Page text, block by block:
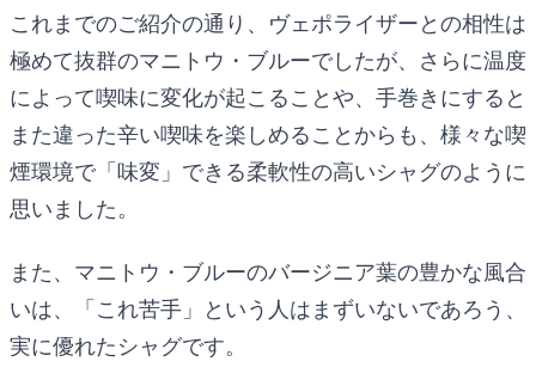
これまでのご紹介の通り、ヴェポライザーとの相性は
極めて抜群のマニトウ・ブルーでしたが、さらに温度
によって喫味に変化が起こることや、手巻きにすると
また違った辛い喫味を楽しめることからも、様々な喫
煙環境で「味変」できる柔軟性の高いシャグのように
思いました。
また、マニトウ・ブルーのバージニア葉の豊かな風合
いは、「これ苦手」という人はまずいないであろう、
実に優れたシャグです。